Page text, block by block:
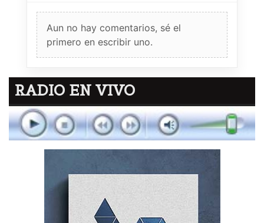
Aun no hay comentarios, sé el
primero en escribir uno.
RADIO EN VIVO